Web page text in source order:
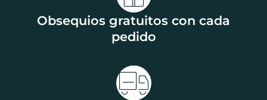
Obsequios gratuitos con cada
pedido